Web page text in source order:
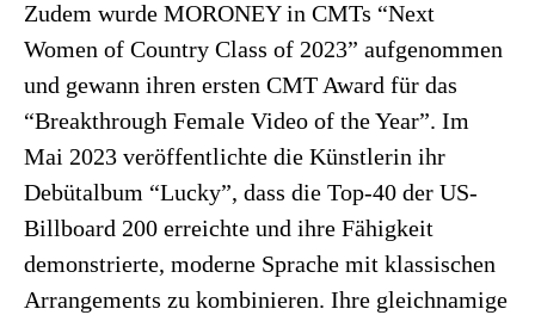
Zudem wurde MORONEY in CMTs “Next
Women of Country Class of 2023” aufgenommen
und gewann ihren ersten CMT Award für das
“Breakthrough Female Video of the Year”. Im
Mai 2023 veröffentlichte die Künstlerin ihr
Debütalbum “Lucky”, dass die Top-40 der US-
Billboard 200 erreichte und ihre Fähigkeit
demonstrierte, moderne Sprache mit klassischen
Arrangements zu kombinieren. Ihre gleichnamige